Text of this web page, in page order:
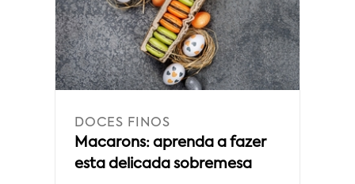
DOCES FINOS
Macarons: aprenda a fazer
esta delicada sobremesa